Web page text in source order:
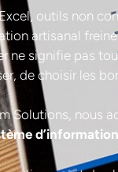
outils non
artisanal
ne signifie pas
de choisir les
Solutions, nous